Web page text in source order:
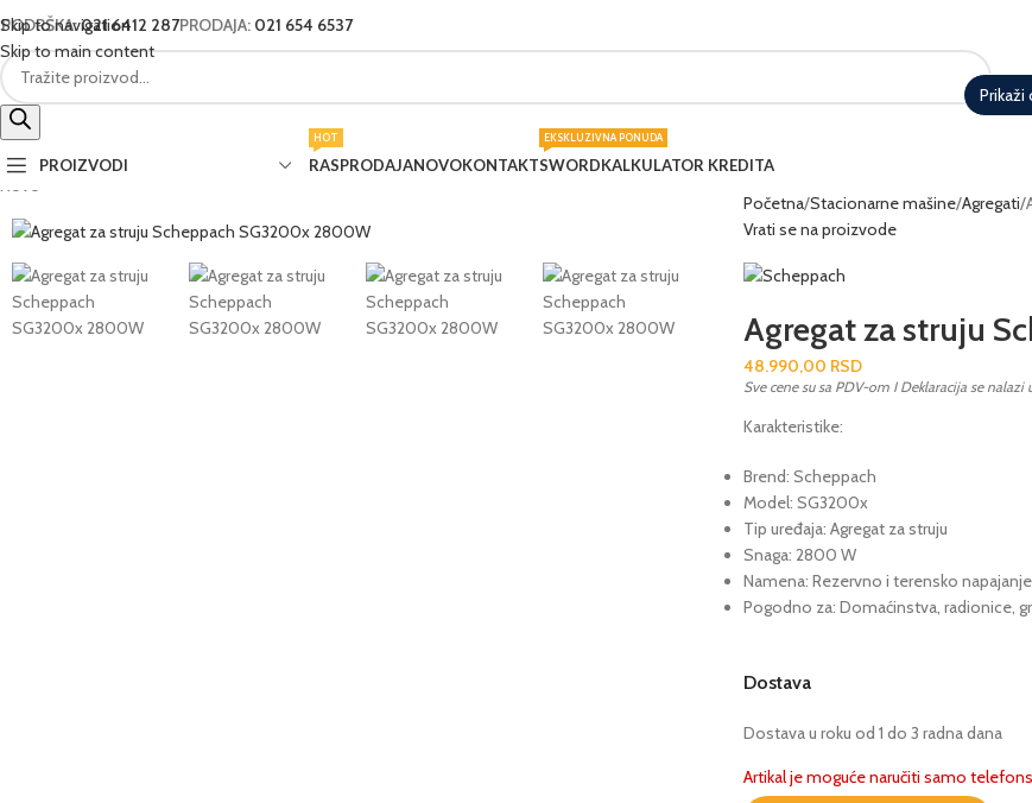
Skip to navigation
Skip to main content
PODRŠKA:021 6412 287PRODAJA: 021 654 6537
Prikaži
PROIZVODI RASPRODAJA
HOT
NOVOKONTAKTSWORD
EKSKLUZIVNA PONUDA
KALKULATOR KREDITA
Novo
Početna Stacionarne mašine Agregati
Vrati se na proizvode
Agregat za struju
48.990,00 RSD
Sve cene su sa PDV-om I Deklaracija se
Karakteristike:
Brend: Scheppach
Model: SG3200x
Tip uređaja: Agregat za struju
Snaga: 2800 W
Namena: Rezervno i terensko
Pogodno za: Domaćinstva, radionice,
Dostava
Dostava u roku od 1 do 3 radna dana
Artikal je moguće naručiti samo